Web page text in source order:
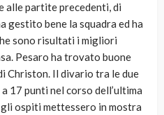
alle partite precedenti, di
gestito bene la squadra ed ha
sono risultati i migliori
Pesaro ha trovato buone
Christon. Il divario tra le due
17 punti nel corso dell’ultima
ospiti mettessero in mostra